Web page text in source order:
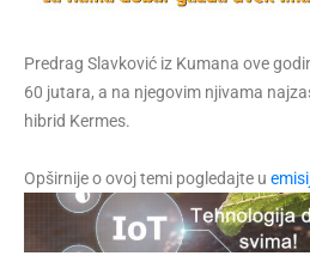
Predrag Slavković iz Kumana ove
60 jutara, a na njegovim njivama
hibrid Kermes.
Opširnije o ovoj temi pogledajte u